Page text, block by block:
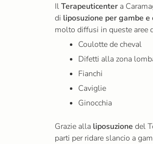
IlTerapeuticenter a
di liposuzione per gambe e
molto diffusi in queste aree
Coulotte de cheval
Difetti alla zona
Fianchi
Caviglie
Ginocchia
Grazie alla liposuzione del
parti per ridare slancio a